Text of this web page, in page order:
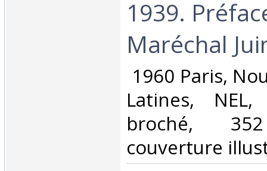
1939.
Maréchal
1960 Paris,
Latines,
broché,
couverture